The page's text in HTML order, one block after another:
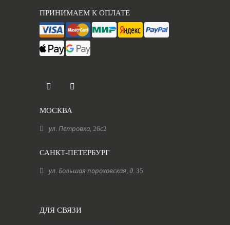
ПРИНИМАЕМ К ОПЛАТЕ
МОСКВА
ул. Петровка, 26с2
САНКТ-ПЕТЕРБУРГ
ул. Большая пороховская, д. 35
ДЛЯ СВЯЗИ